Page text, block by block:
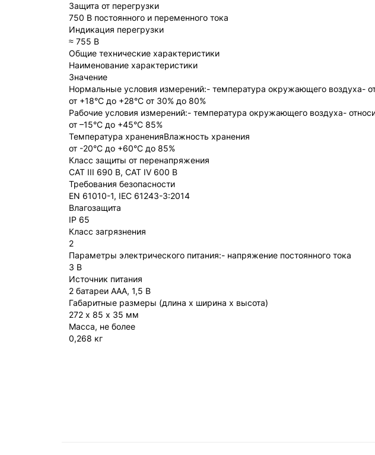
Защита от перегрузки
750 В постоянного и переменного тока
Индикация перегрузки
≈ 755 В
Общие технические характеристики
Наименование характеристики
Значение
Нормальные условия измерений:- температура окружающего воздуха-
от +18°С до +28°С от 30% до 80%
Рабочие условия измерений:- температура окружающего воздуха-
от –15°С до +45°С 85%
Температура храненияВлажность хранения
от -20°С до +60°С до 85%
Класс защиты от перенапряжения
CAT III 690 В, CAT IV 600 В
Требования безопасности
EN 61010-1, IEC 61243-3:2014
Влагозащита
IP 65
Класс загрязнения
2
Параметры электрического питания:- напряжение постоянного тока
3 В
Источник питания
2 батареи ААА, 1,5 В
Габаритные размеры (длина x ширина x высота)
272 х 85 х 35 мм
Масса, не более
0,268 кг